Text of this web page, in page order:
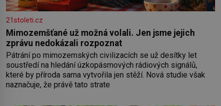
21stoleti.cz
Mimozemšťané už možná volali. Jen jsme jejich
zprávu nedokázali rozpoznat
Pátrání po mimozemských civilizacích se už desítky let
soustředí na hledání úzkopásmových rádiových signálů,
které by příroda sama vytvořila jen stěží. Nová studie však
naznačuje, že právě tato strate